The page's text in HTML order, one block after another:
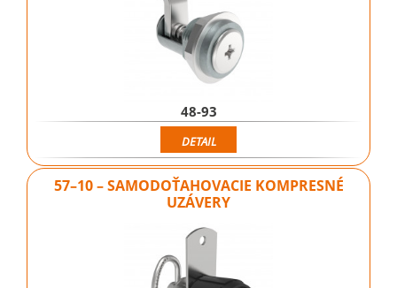
48-93
DETAIL
57–10 – SAMODOŤAHOVACIE KOMPRESNÉ
UZÁVERY